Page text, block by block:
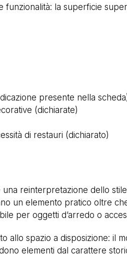
funzionalità: la superficie
presente nella
(dichiarate)
di restauri (dichiarato)
reinterpretazione dello
un elemento pratico oltre
per oggetti d’arredo o
allo spazio a disposizione: il
elementi dal carattere